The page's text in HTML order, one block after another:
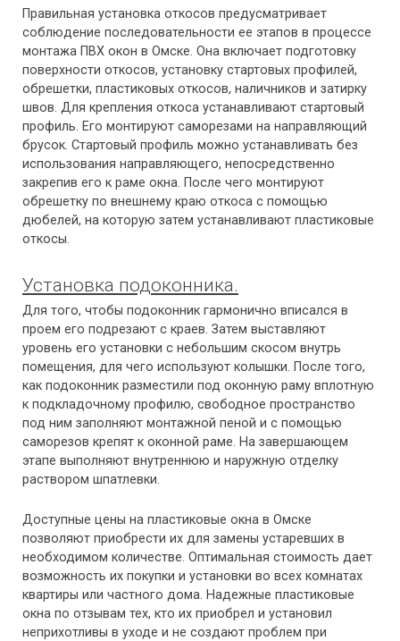
Правильная установка откосов предусматривает
соблюдение последовательности ее этапов в процессе
монтажа ПВХ окон в Омске. Она включает подготовку
поверхности откосов, установку стартовых профилей,
обрешетки, пластиковых откосов, наличников и затирку
швов. Для крепления откоса устанавливают стартовый
профиль. Его монтируют саморезами на направляющий
брусок. Стартовый профиль можно устанавливать без
использования направляющего, непосредственно
закрепив его к раме окна. После чего монтируют
обрешетку по внешнему краю откоса с помощью
дюбелей, на которую затем устанавливают пластиковые
откосы.
Установка подоконника.
Для того, чтобы подоконник гармонично вписался в
проем его подрезают с краев. Затем выставляют
уровень его установки с небольшим скосом внутрь
помещения, для чего используют колышки. После того,
как подоконник разместили под оконную раму вплотную
к подкладочному профилю, свободное пространство
под ним заполняют монтажной пеной и с помощью
саморезов крепят к оконной раме. На завершающем
этапе выполняют внутреннюю и наружную отделку
раствором шпатлевки.
Доступные цены на пластиковые окна в Омске
позволяют приобрести их для замены устаревших в
необходимом количестве. Оптимальная стоимость дает
возможность их покупки и установки во всех комнатах
квартиры или частного дома. Надежные пластиковые
окна по отзывам тех, кто их приобрел и установил
неприхотливы в уходе и не создают проблем при